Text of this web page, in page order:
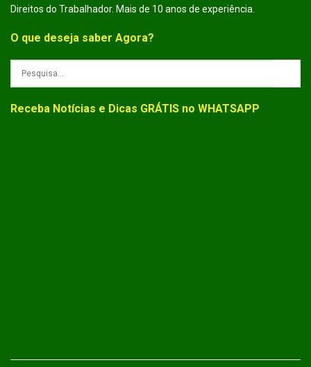
Direitos do Trabalhador. Mais de 10 anos de experiência.
O que deseja saber Agora?
Receba Notícias e Dicas GRÁTIS no WHATSAPP